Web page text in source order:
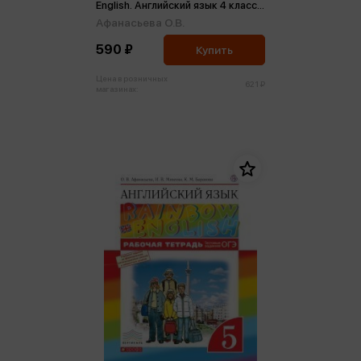
English. Английский язык 4 класс.
Рабочая тетрадь ФГОС (м)
Афанасьева О.В.
590 ₽ Купить